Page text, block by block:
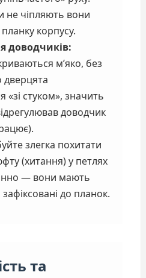
не чіпляють вони
корпусу.
доводчиків:
м’яко, без
«зі стуком», значить
доводчик
злегка похитати
(хитання) у петлях
— вони мають
до планок.
та